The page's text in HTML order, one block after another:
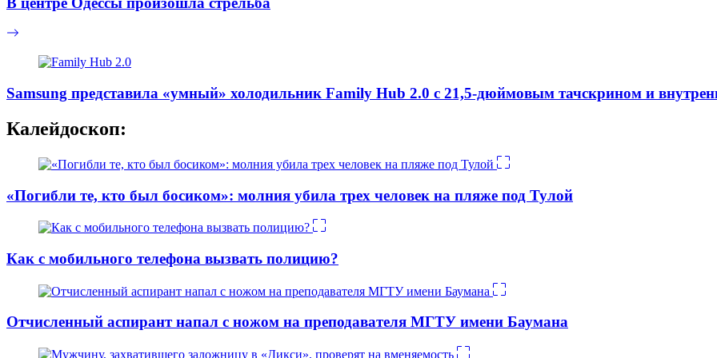
Samsung представила «умный» холодильник Family Hub 2.0 с 21,5-дюймовым тачскрином и
Калейдоскоп:
«Погибли те, кто был босиком»: молния убила трех человек на пляже под Тулой
Как с мобильного телефона вызвать полицию?
Отчисленный аспирант напал с ножом на преподавателя МГТУ имени Баумана